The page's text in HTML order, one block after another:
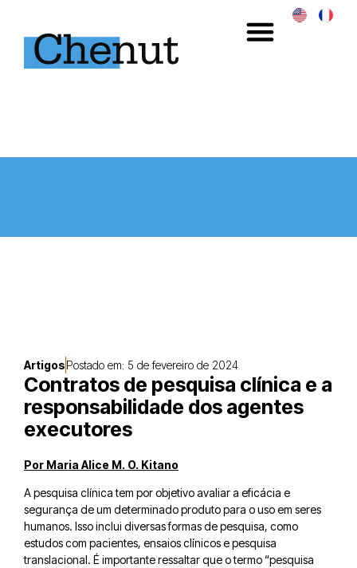
ArtigosPostado em: 5 de fevereiro de 2024
Contratos de pesquisa clínica e a
responsabilidade dos agentes
executores
Por Maria Alice M. O. Kitano
A pesquisa clínica tem por objetivo avaliar a eficácia e
segurança de um determinado produto para o uso em seres
humanos. Isso inclui diversas formas de pesquisa, como
estudos com pacientes, ensaios clínicos e pesquisa
translacional. É importante ressaltar que o termo “pesquisa